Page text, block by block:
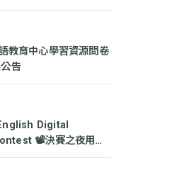
教育中心學習資源問卷
告
Digital
📽️決賽之夜用故